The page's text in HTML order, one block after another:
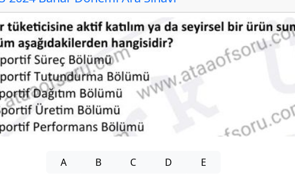
A B C D E